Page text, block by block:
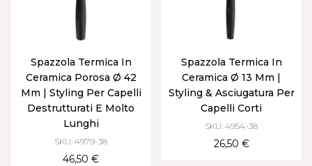
Spazzola Termica In
Ceramica Porosa Ø 42
Mm | Styling Per Capelli
Destrutturati E Molto
Lunghi
SKU: 4979-38
46,50 €
Spazzola Termica In
Ceramica Ø 13 Mm |
Styling & Asciugatura Per
Capelli Corti
SKU: 4954-38
26,50 €